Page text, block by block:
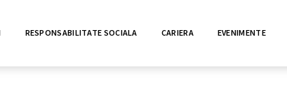
RESPONSABILITATE SOCIALA CARIERA EVENIMENTE